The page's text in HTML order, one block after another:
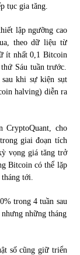
tục gia tăng.
lập ngưỡng cao
theo dữ liệu từ
ít nhất 0,1 Bitcoin
Sáu tuần trước.
khi sự kiện sụt
halving) diễn ra
CryptoQuant, cho
giai đoạn tích
vọng giá tăng trở
Bitcoin có thể lặp
tới.
trong 4 tuần sau
những tháng
số cũng giữ triển